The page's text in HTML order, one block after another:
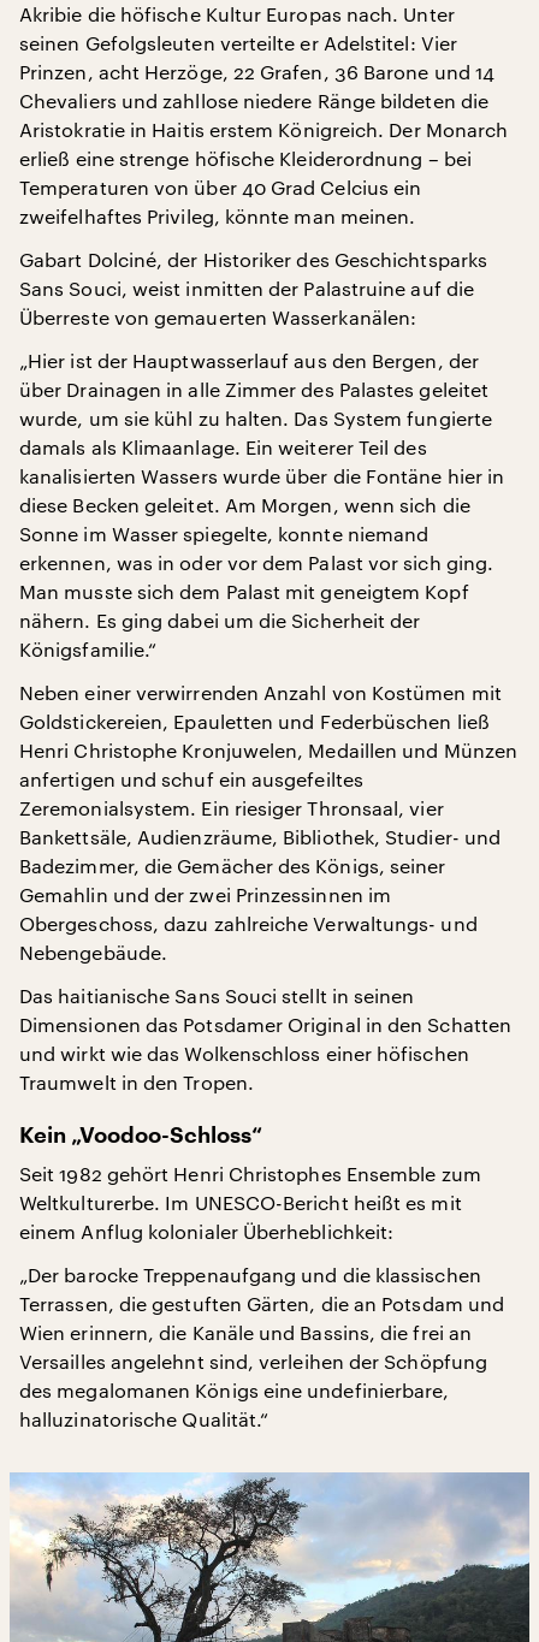
Akribie die höfische Kultur Europas nach. Unter
seinen Gefolgsleuten verteilte er Adelstitel: Vier
Prinzen, acht Herzöge, 22 Grafen, 36 Barone und 14
Chevaliers und zahllose niedere Ränge bildeten die
Aristokratie in Haitis erstem Königreich. Der Monarch
erließ eine strenge höfische Kleiderordnung – bei
Temperaturen von über 40 Grad Celcius ein
zweifelhaftes Privileg, könnte man meinen.
Gabart Dolciné, der Historiker des Geschichtsparks
Sans Souci, weist inmitten der Palastruine auf die
Überreste von gemauerten Wasserkanälen:
„Hier ist der Hauptwasserlauf aus den Bergen, der
über Drainagen in alle Zimmer des Palastes geleitet
wurde, um sie kühl zu halten. Das System fungierte
damals als Klimaanlage. Ein weiterer Teil des
kanalisierten Wassers wurde über die Fontäne hier in
diese Becken geleitet. Am Morgen, wenn sich die
Sonne im Wasser spiegelte, konnte niemand
erkennen, was in oder vor dem Palast vor sich ging.
Man musste sich dem Palast mit geneigtem Kopf
nähern. Es ging dabei um die Sicherheit der
Königsfamilie.“
Neben einer verwirrenden Anzahl von Kostümen mit
Goldstickereien, Epauletten und Federbüschen ließ
Henri Christophe Kronjuwelen, Medaillen und Münzen
anfertigen und schuf ein ausgefeiltes
Zeremonialsystem. Ein riesiger Thronsaal, vier
Bankettsäle, Audienzräume, Bibliothek, Studier- und
Badezimmer, die Gemächer des Königs, seiner
Gemahlin und der zwei Prinzessinnen im
Obergeschoss, dazu zahlreiche Verwaltungs- und
Nebengebäude.
Das haitianische Sans Souci stellt in seinen
Dimensionen das Potsdamer Original in den Schatten
und wirkt wie das Wolkenschloss einer höfischen
Traumwelt in den Tropen.
Kein „Voodoo-Schloss“
Seit 1982 gehört Henri Christophes Ensemble zum
Weltkulturerbe. Im UNESCO-Bericht heißt es mit
einem Anflug kolonialer Überheblichkeit:
„Der barocke Treppenaufgang und die klassischen
Terrassen, die gestuften Gärten, die an Potsdam und
Wien erinnern, die Kanäle und Bassins, die frei an
Versailles angelehnt sind, verleihen der Schöpfung
des megalomanen Königs eine undefinierbare,
halluzinatorische Qualität.“